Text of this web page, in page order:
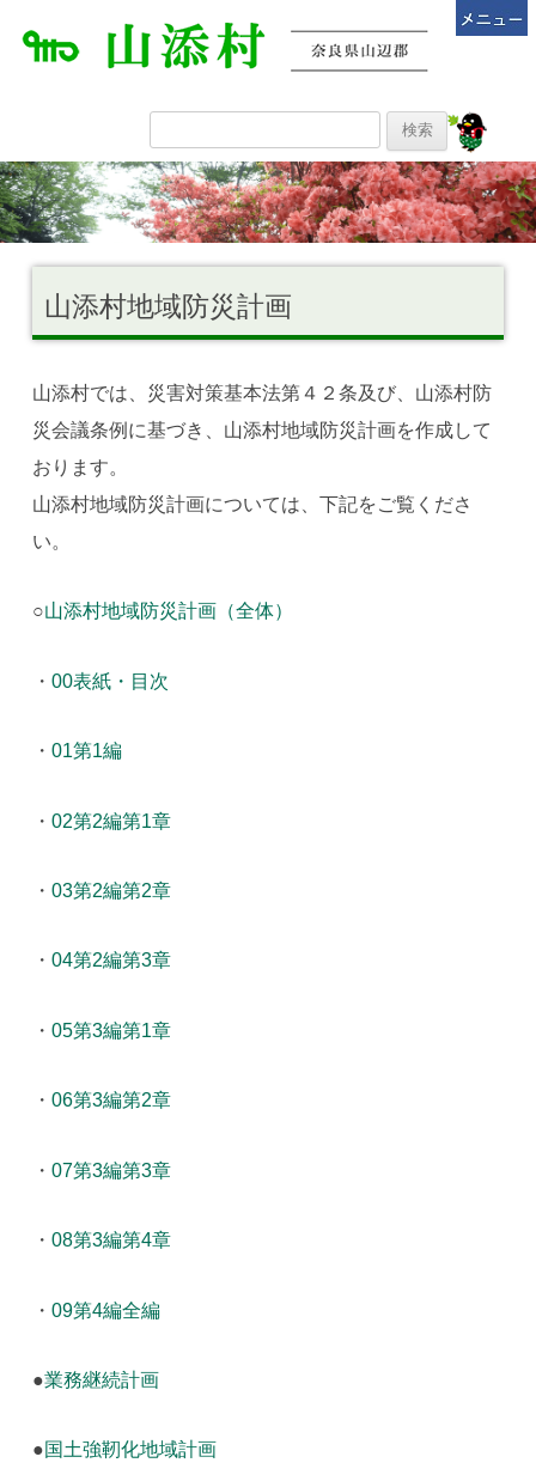
山添村地域防災計画
山添村では、災害対策基本法第４２条及び、山添村防
災会議条例に基づき、山添村地域防災計画を作成して
おります。
山添村地域防災計画については、下記をご覧くださ
い。
○山添村地域防災計画（全体）
・00表紙・目次
・01第1編
・02第2編第1章
・03第2編第2章
・04第2編第3章
・05第3編第1章
・06第3編第2章
・07第3編第3章
・08第3編第4章
・09第4編全編
●業務継続計画
●国土強靭化地域計画